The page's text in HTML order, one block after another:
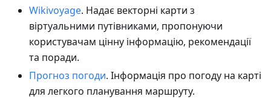
Wikivoyage. Надає векторні карти з
віртуальними путівниками, пропонуючи
користувачам цінну інформацію, рекомендації
та поради.
Прогноз погоди. Інформація про погоду на карті
для легкого планування маршруту.